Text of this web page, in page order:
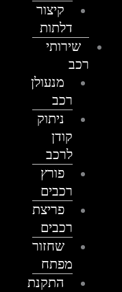
קיצור
דלתות
שירותי
מנעולן
ניתוק
לרכב
פורץ
רכבים
פריצת
רכבים
שחזור
מפתח
התקנת